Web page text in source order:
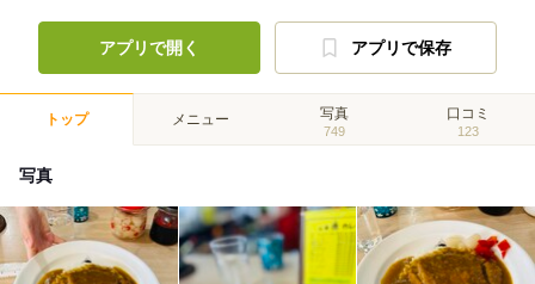
アプリで開く アプリで保存
トップ メニュー 写真
749
口コミ
123
写真